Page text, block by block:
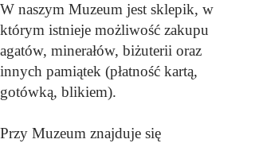
W naszym Muzeum jest sklepik, w
którym istnieje możliwość zakupu
agatów, minerałów, biżuterii oraz
innych pamiątek (płatność kartą,
gotówką, blikiem).
Przy Muzeum znajduje się